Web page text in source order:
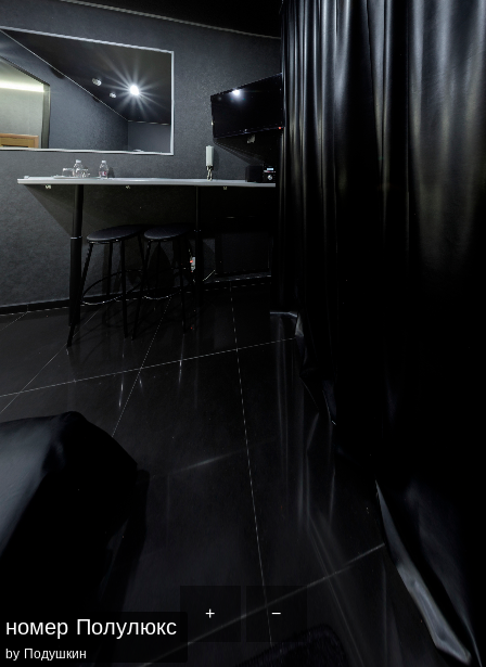
+ −
номер Полулюкс
by Подушкин